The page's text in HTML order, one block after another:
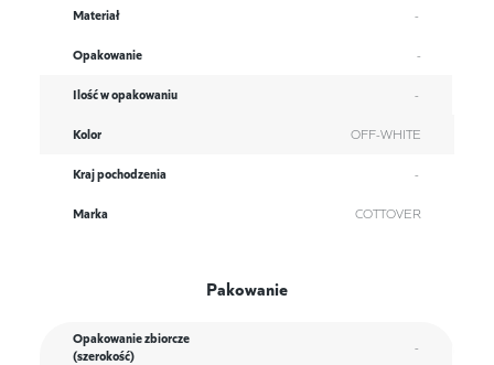
Materiał -
Opakowanie -
Ilość w opakowaniu -
Kolor OFF-WHITE
Kraj pochodzenia -
Marka COTTOVER
Pakowanie
Opakowanie zbiorcze
(szerokość)
-